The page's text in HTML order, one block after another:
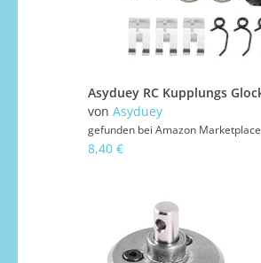
von Asyduey
gefunden bei Amazon Marketplace
8,40 €